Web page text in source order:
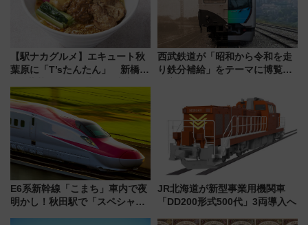
【駅ナカグルメ】エキュート秋
葉原に「T’sたんたん」 新橋に
饅」、オムライス専門店「肉と
たまご」新グルメ続々登場！
【2026年8月】
西武鉄道が「昭和から令和を走
り鉄分補給」をテーマに博覧会
14日から 新車両「トキイロ」体
験ブースも アクセスや申込方法
を解説
E6系新幹線「こまち」車内で夜
明かし！秋田駅で「スペシャル
JR北海道が新型事業用機関車
「DD200形式500代」3両導入へ